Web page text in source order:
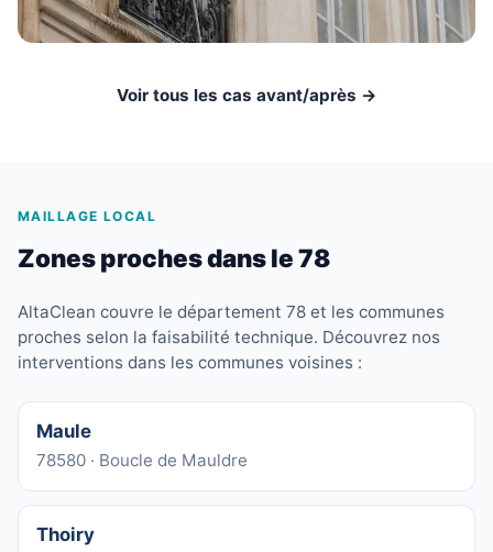
Voir tous les cas avant/après →
MAILLAGE LOCAL
Zones proches dans le 78
AltaClean couvre le département 78 et les communes
proches selon la faisabilité technique. Découvrez nos
interventions dans les communes voisines :
Maule
78580 · Boucle de Mauldre
Thoiry